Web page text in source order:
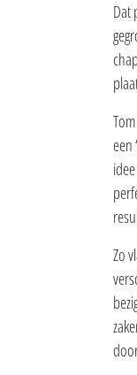
Dat
een
Zo